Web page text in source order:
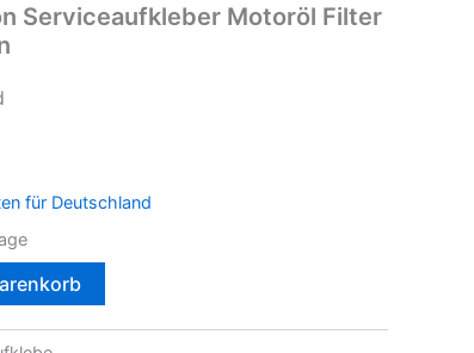
Serviceaufkleber Motoröl Filter
für Deutschland